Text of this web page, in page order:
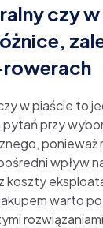
czy w
w piaście to
pytań przy
ponieważ
wpływ
koszty
warto